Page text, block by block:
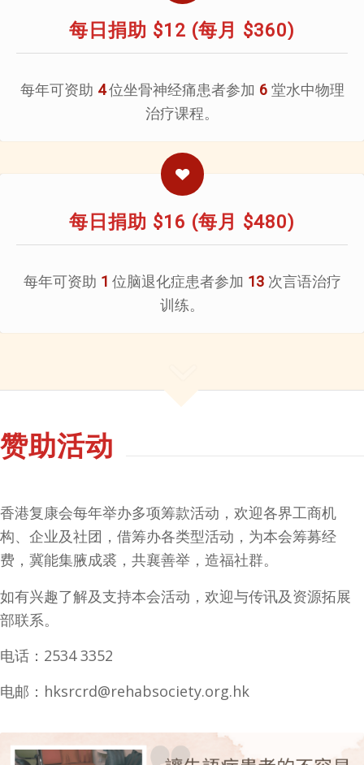
每日捐助 $12 (每月 $360)
每年可资助 4位坐骨神经痛患者参加 6堂水中物理
治疗课程。
每日捐助 $16 (每月 $480)
每年可资助 1 位脑退化症患者参加 13次言语治疗
训练。
赞助活动
香港复康会每年举办多项筹款活动，欢迎各界工商机
构、企业及社团，借筹办各类型活动，为本会筹募经
费，冀能集腋成裘，共襄善举，造福社群。
如有兴趣了解及支持本会活动，欢迎与传讯及资源拓展
部联系。
电话：2534 3352
电邮：hksrcrd@rehabsociety.org.hk